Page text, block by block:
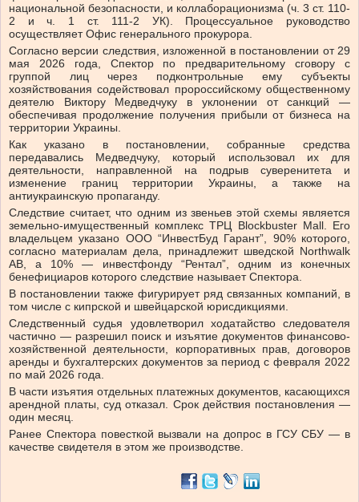
национальной безопасности, и коллаборационизма (ч. 3 ст. 110-
2 и ч. 1 ст. 111-2 УК). Процессуальное руководство
осуществляет Офис генерального прокурора.
Согласно версии следствия, изложенной в постановлении от 29
мая 2026 года, Спектор по предварительному сговору с
группой лиц через подконтрольные ему субъекты
хозяйствования содействовал пророссийскому общественному
деятелю Виктору Медведчуку в уклонении от санкций —
обеспечивая продолжение получения прибыли от бизнеса на
территории Украины.
Как указано в постановлении, собранные средства
передавались Медведчуку, который использовал их для
деятельности, направленной на подрыв суверенитета и
изменение границ территории Украины, а также на
антиукраинскую пропаганду.
Следствие считает, что одним из звеньев этой схемы является
земельно-имущественный комплекс ТРЦ Blockbuster Mall. Его
владельцем указано ООО “ИнвестБуд Гарант”, 90% которого,
согласно материалам дела, принадлежит шведской Northwalk
AB, а 10% — инвестфонду “Рентал”, одним из конечных
бенефициаров которого следствие называет Спектора.
В постановлении также фигурирует ряд связанных компаний, в
том числе с кипрской и швейцарской юрисдикциями.
Следственный судья удовлетворил ходатайство следователя
частично — разрешил поиск и изъятие документов финансово-
хозяйственной деятельности, корпоративных прав, договоров
аренды и бухгалтерских документов за период с февраля 2022
по май 2026 года.
В части изъятия отдельных платежных документов, касающихся
арендной платы, суд отказал. Срок действия постановления —
один месяц.
Ранее Спектора повесткой вызвали на допрос в ГСУ СБУ — в
качестве свидетеля в этом же производстве.